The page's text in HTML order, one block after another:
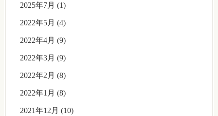
2025年7月 (1)
2022年5月 (4)
2022年4月 (9)
2022年3月 (9)
2022年2月 (8)
2022年1月 (8)
2021年12月 (10)